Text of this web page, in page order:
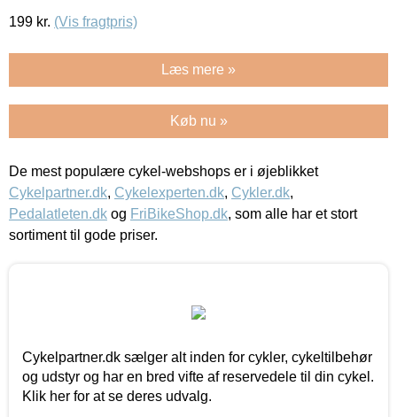
199 kr. (Vis fragtpris)
Læs mere »
Køb nu »
De mest populære cykel-webshops er i øjeblikket
Cykelpartner.dk, Cykelexperten.dk, Cykler.dk,
Pedalatleten.dk og FriBikeShop.dk, som alle har et stort
sortiment til gode priser.
Cykelpartner.dk sælger alt inden for cykler, cykeltilbehør
og udstyr og har en bred vifte af reservedele til din cykel.
Klik her for at se deres udvalg.